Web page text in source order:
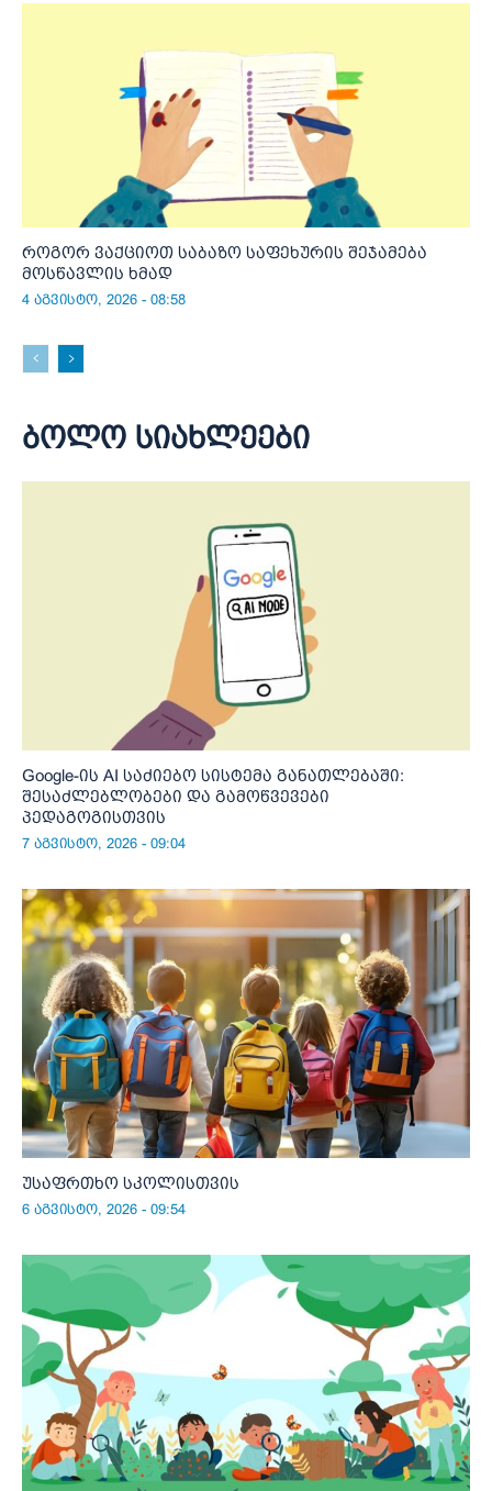
როგორ ვაქციოთ საბაზო საფეხურის შეჯამება
მოსწავლის ხმად
4 აგვისტო, 2026 - 08:58
ბოლო სიახლეები
Google-ის AI საძიებო სისტემა განათლებაში:
შესაძლებლობები და გამოწვევები
პედაგოგისთვის
7 აგვისტო, 2026 - 09:04
უსაფრთხო სკოლისთვის
6 აგვისტო, 2026 - 09:54